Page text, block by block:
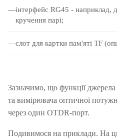
інтерфейс RG45 - наприклад,
кручення парі;
слот для картки пам'яті ТF
Зазначимо, що функції
та вимірювача оптичної
через один OTDR-порт.
Подивимося на приклади. На